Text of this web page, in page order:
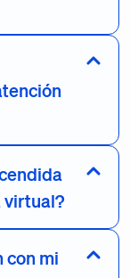
virtual?
con mi